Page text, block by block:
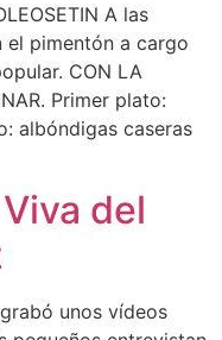
A las
el pimentón a cargo
CON LA
Primer plato:
albóndigas caseras
del
unos vídeos